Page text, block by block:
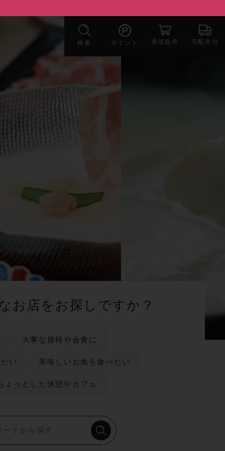
検索 ポイント 通信販売 宅配弁当
お店をお探しですか？
大事な接待や会食に
い 美味しいお魚を食べたい
ょっとした休憩やカフェ